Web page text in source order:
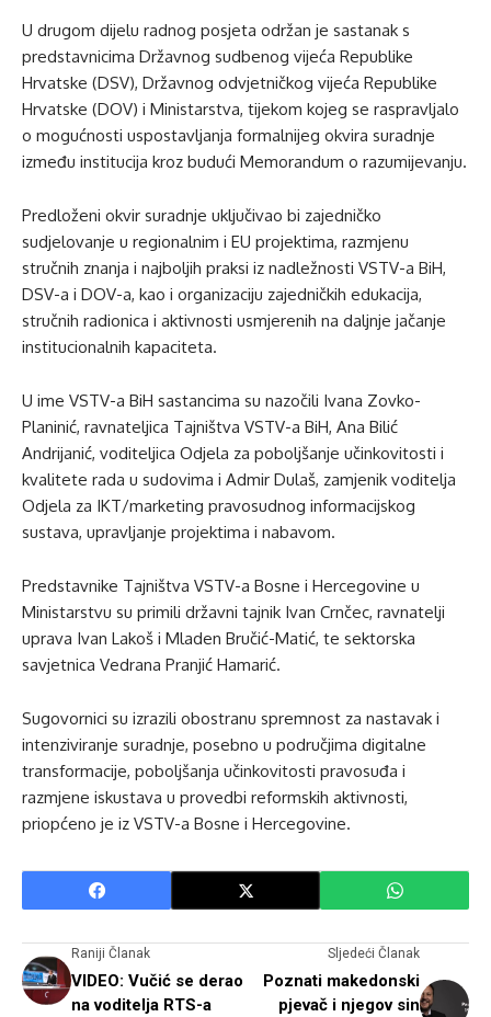
U drugom dijelu radnog posjeta održan je sastanak s
predstavnicima Državnog sudbenog vijeća Republike
Hrvatske (DSV), Državnog odvjetničkog vijeća Republike
Hrvatske (DOV) i Ministarstva, tijekom kojeg se raspravljalo
o mogućnosti uspostavljanja formalnijeg okvira suradnje
između institucija kroz budući Memorandum o razumijevanju.
Predloženi okvir suradnje uključivao bi zajedničko
sudjelovanje u regionalnim i EU projektima, razmjenu
stručnih znanja i najboljih praksi iz nadležnosti VSTV-a BiH,
DSV-a i DOV-a, kao i organizaciju zajedničkih edukacija,
stručnih radionica i aktivnosti usmjerenih na daljnje jačanje
institucionalnih kapaciteta.
U ime VSTV-a BiH sastancima su nazočili Ivana Zovko-
Planinić, ravnateljica Tajništva VSTV-a BiH, Ana Bilić
Andrijanić, voditeljica Odjela za poboljšanje učinkovitosti i
kvalitete rada u sudovima i Admir Dulaš, zamjenik voditelja
Odjela za IKT/marketing pravosudnog informacijskog
sustava, upravljanje projektima i nabavom.
Predstavnike Tajništva VSTV-a Bosne i Hercegovine u
Ministarstvu su primili državni tajnik Ivan Crnčec, ravnatelji
uprava Ivan Lakoš i Mladen Bručić-Matić, te sektorska
savjetnica Vedrana Pranjić Hamarić.
Sugovornici su izrazili obostranu spremnost za nastavak i
intenziviranje suradnje, posebno u područjima digitalne
transformacije, poboljšanja učinkovitosti pravosuđa i
razmjene iskustava u provedbi reformskih aktivnosti,
priopćeno je iz VSTV-a Bosne i Hercegovine.
Raniji Članak
VIDEO: Vučić se derao
na voditelja RTS-a
Sljedeći Članak
Poznati makedonski
pjevač i njegov sin